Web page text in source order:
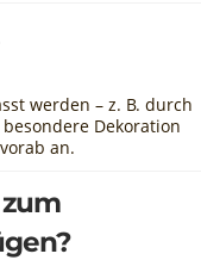
werden – z. B. durch
Dekoration
an.